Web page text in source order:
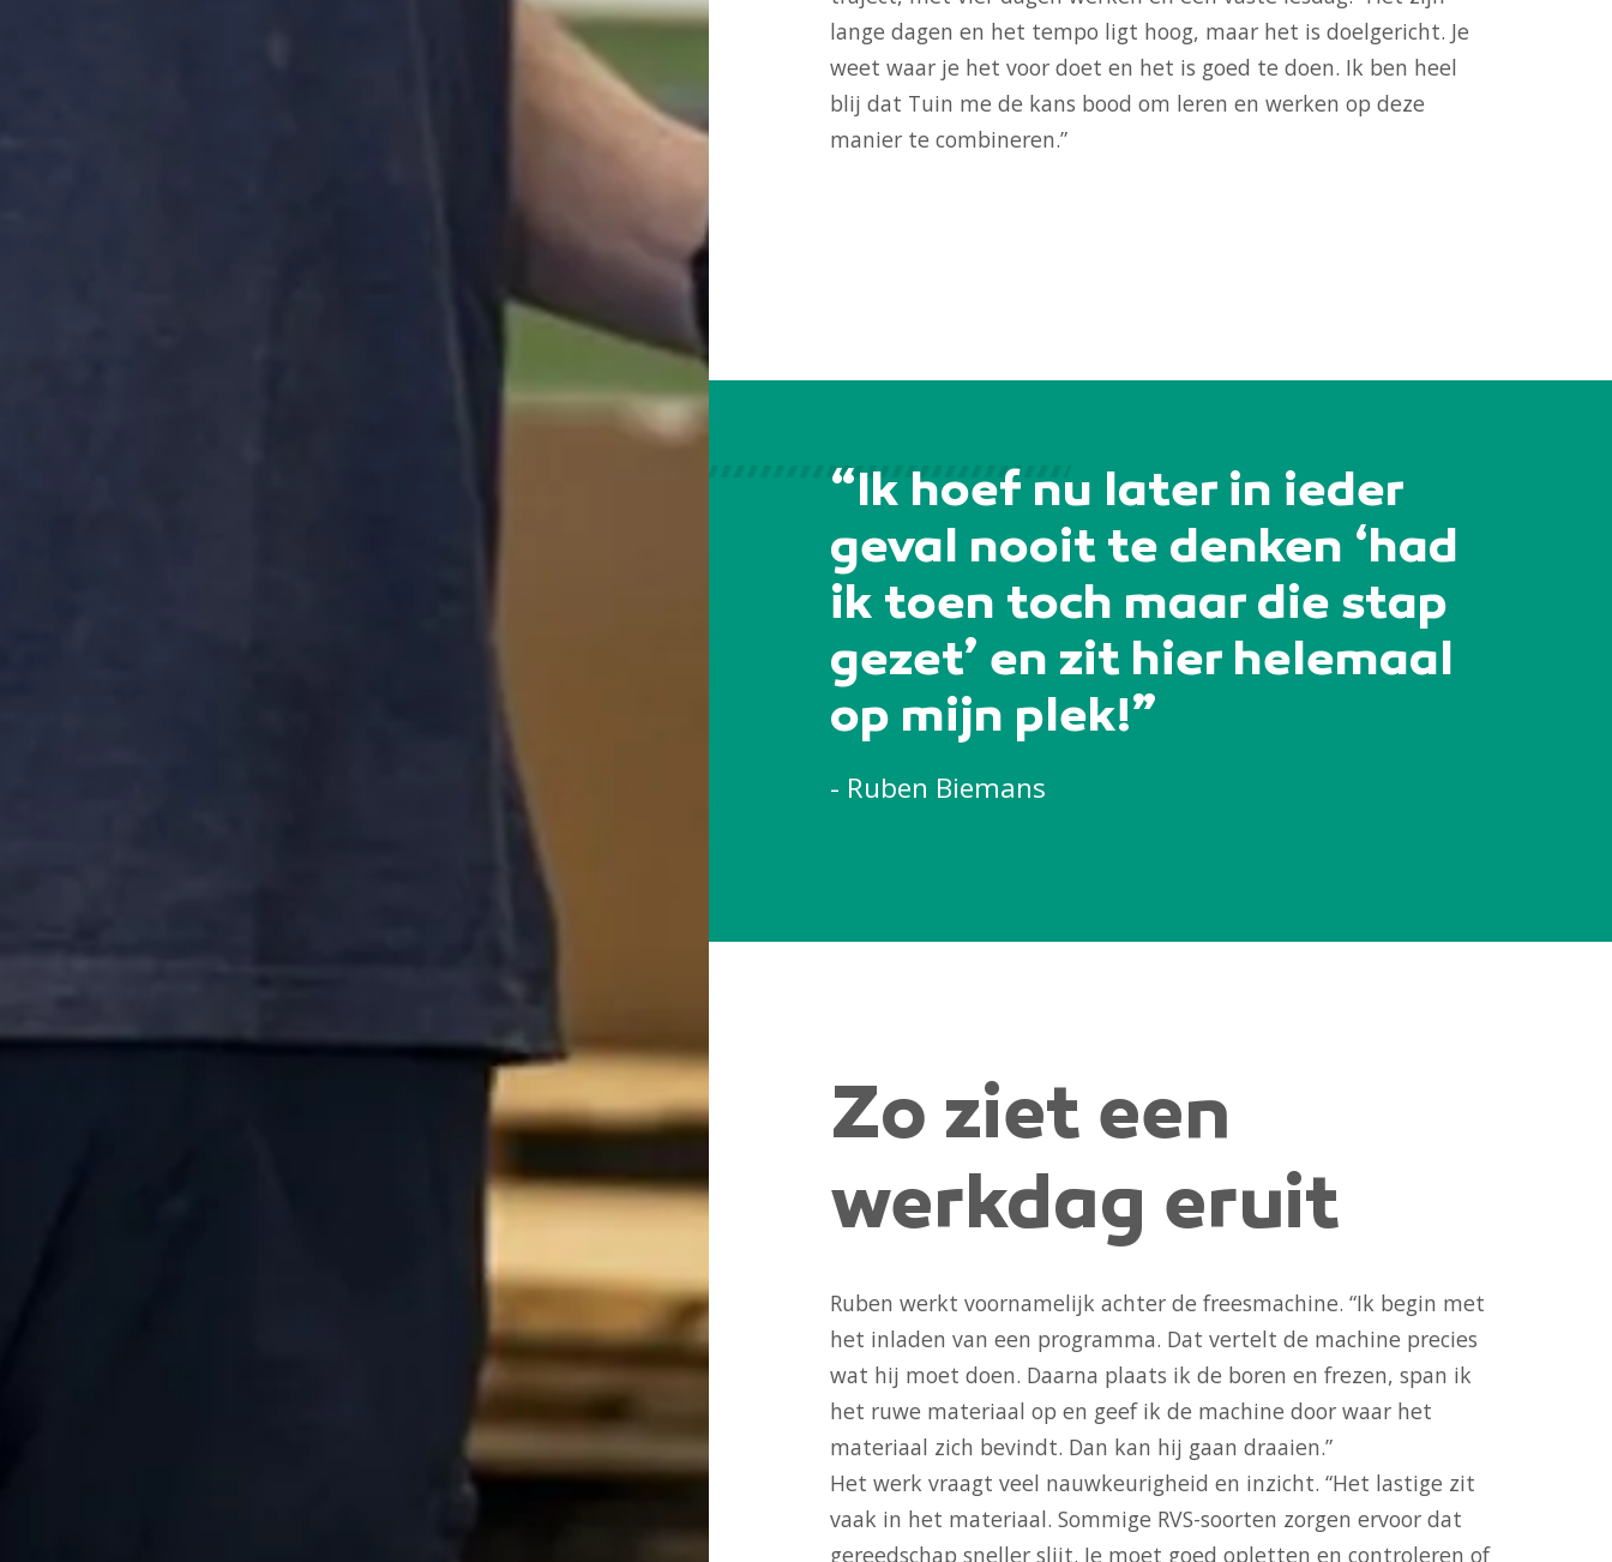
lange dagen en het tempo ligt hoog, maar het is doelgericht. Je
weet waar je het voor doet en het is goed te doen. Ik ben heel
blij dat Tuin me de kans bood om leren en werken op deze
manier te combineren.”
“Ik hoef nu later in ieder
geval nooit te denken ‘had
ik toen toch maar die stap
gezet’ en zit hier helemaal
op mijn plek!”
- Ruben Biemans
Zo ziet een
werkdag eruit
Ruben werkt voornamelijk achter de freesmachine. “Ik begin met
het inladen van een programma. Dat vertelt de machine precies
wat hij moet doen. Daarna plaats ik de boren en frezen, span ik
het ruwe materiaal op en geef ik de machine door waar het
materiaal zich bevindt. Dan kan hij gaan draaien.”
Het werk vraagt veel nauwkeurigheid en inzicht. “Het lastige zit
vaak in het materiaal. Sommige RVS-soorten zorgen ervoor dat
gereedschap sneller slijt. Je moet goed opletten en controleren of